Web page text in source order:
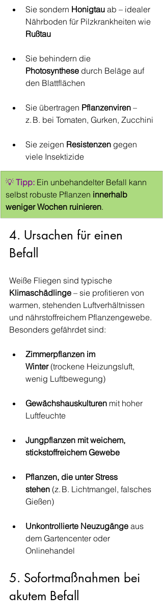
Sie sondern Honigtau ab – idealer
Nährboden für Pilzkrankheiten wie
Rußtau
Sie behindern die
Photosynthese durch Beläge auf
den Blattflächen
Sie übertragen Pflanzenviren –
z. B. bei Tomaten, Gurken, Zucchini
Sie zeigen Resistenzen gegen
viele Insektizide
💡 Tipp: Ein unbehandelter Befall kann
selbst robuste Pflanzen innerhalb
weniger Wochen ruinieren.
4. Ursachen für einen
Befall
Weiße Fliegen sind typische
Klimaschädlinge – sie profitieren von
warmen, stehenden Luftverhältnissen
und nährstoffreichem Pflanzengewebe.
Besonders gefährdet sind:
Zimmerpflanzen im
Winter (trockene Heizungsluft,
wenig Luftbewegung)
Gewächshauskulturen mit hoher
Luftfeuchte
Jungpflanzen mit weichem,
stickstoffreichem Gewebe
Pflanzen, die unter Stress
stehen (z. B. Lichtmangel, falsches
Gießen)
Unkontrollierte Neuzugänge aus
dem Gartencenter oder
Onlinehandel
5. Sofortmaßnahmen bei
akutem Befall